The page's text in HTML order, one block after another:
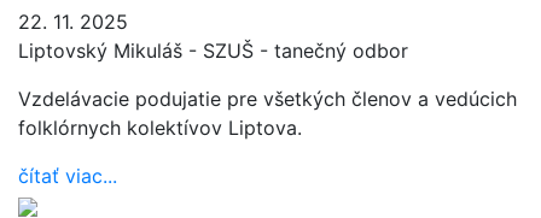
22. 11. 2025
Liptovský Mikuláš - SZUŠ - tanečný odbor
Vzdelávacie podujatie pre všetkých členov a vedúcich
folklórnych kolektívov Liptova.
čítať viac...